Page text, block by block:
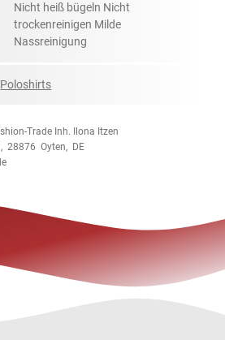
Nicht heiß bügeln Nicht
trockenreinigen Milde
Nassreinigung
Poloshirts
Trade Inh. Ilona Itzen
28876 Oyten, DE